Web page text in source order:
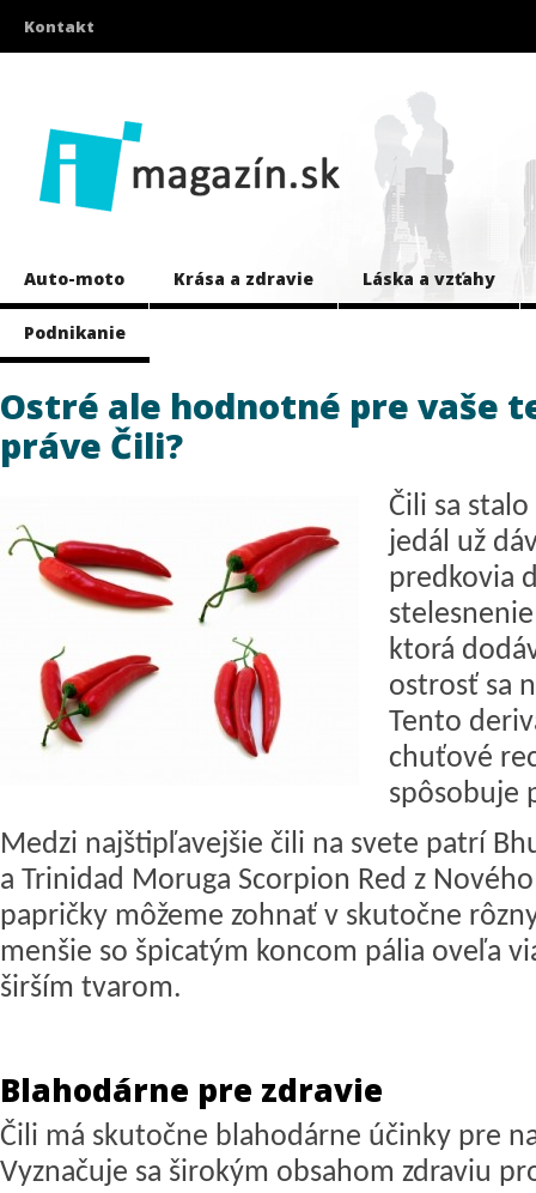
Kontakt
Auto-moto Krása a zdravie Láska a vzťahy
Podnikanie
Ostré ale hodnotné pre vaše
práve Čili?
Čili sa
jedál už
predkovia
ktorá
ostrosť sa
Tento
chuťové
spôsobuje
Medzi najštipľavejšie čili na svete patrí
a Trinidad Moruga Scorpion Red z
papričky môžeme zohnať v skutočne
menšie so špicatým koncom pália oveľa
širším tvarom.
Blahodárne pre zdravie
Čili má skutočne blahodárne účinky pre
Vyznačuje sa širokým obsahom zdraviu